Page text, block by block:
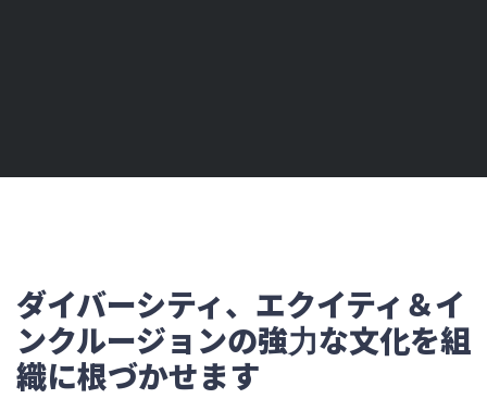
ダイバーシティ、エクイティ＆イ
ンクルージョンの強力な文化を組
織に根づかせます